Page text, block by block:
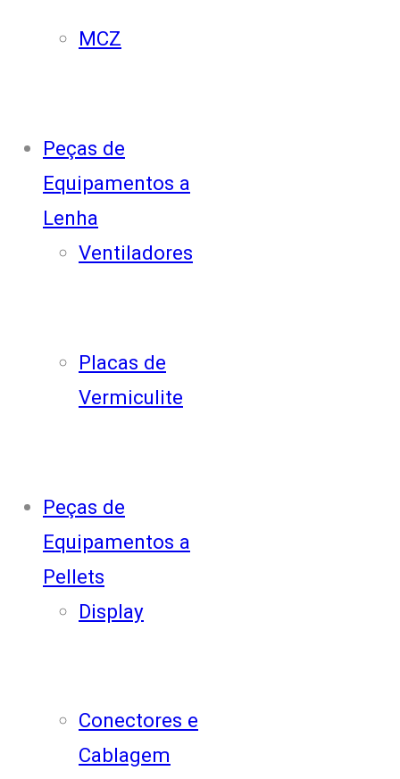
MCZ
Peças de
Equipamentos a
Lenha
Ventiladores
Placas de
Vermiculite
Peças de
Equipamentos a
Pellets
Display
Conectores e
Cablagem